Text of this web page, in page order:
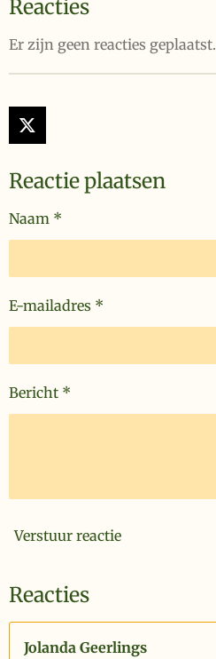
Reacties
Er zijn geen reacties geplaatst.
X
Reactie plaatsen
Naam *
E-mailadres *
Bericht *
Verstuur reactie
Reacties
Jolanda Geerlings